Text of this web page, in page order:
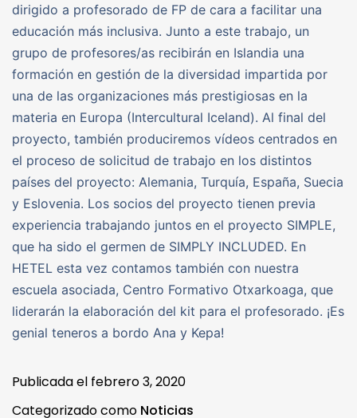
dirigido a profesorado de FP de cara a facilitar una
educación más inclusiva. Junto a este trabajo, un
grupo de profesores/as recibirán en Islandia una
formación en gestión de la diversidad impartida por
una de las organizaciones más prestigiosas en la
materia en Europa (Intercultural Iceland). Al final del
proyecto, también produciremos vídeos centrados en
el proceso de solicitud de trabajo en los distintos
países del proyecto: Alemania, Turquía, España, Suecia
y Eslovenia. Los socios del proyecto tienen previa
experiencia trabajando juntos en el proyecto SIMPLE,
que ha sido el germen de SIMPLY INCLUDED. En
HETEL esta vez contamos también con nuestra
escuela asociada, Centro Formativo Otxarkoaga, que
liderarán la elaboración del kit para el profesorado. ¡Es
genial teneros a bordo Ana y Kepa!
Publicada el febrero 3, 2020
Categorizado como Noticias